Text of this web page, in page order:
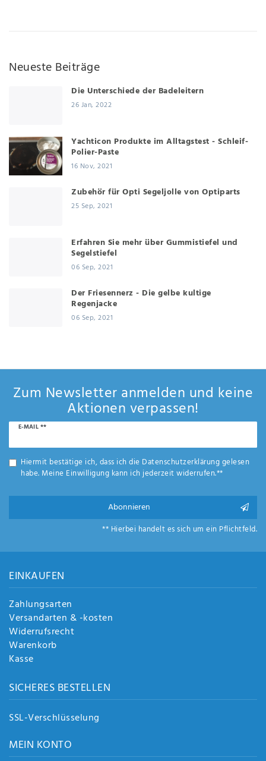
Neueste Beiträge
Die Unterschiede der Badeleitern
26 Jan, 2022
Yachticon Produkte im Alltagstest - Schleif-
Polier-Paste
16 Nov, 2021
Zubehör für Opti Segeljolle von Optiparts
25 Sep, 2021
Erfahren Sie mehr über Gummistiefel und
Segelstiefel
06 Sep, 2021
Der Friesennerz - Die gelbe kultige
Regenjacke
06 Sep, 2021
Zum Newsletter anmelden und keine
Aktionen verpassen!
E-MAIL **
Newsletter
Hiermit bestätige ich, dass ich die Daten­schutz­erklärunggelesen
habe. Meine Einwilligung kann ich jederzeit widerrufen.**
Abonnieren
** Hierbei handelt es sich um ein Pflichtfeld.
EINKAUFEN
Zahlungsarten
Versandarten & -kosten
Widerrufsrecht
Warenkorb
Kasse
SICHERES BESTELLEN
SSL-Verschlüsselung
MEIN KONTO